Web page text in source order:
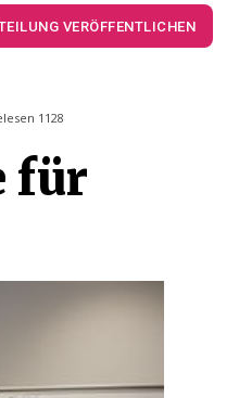
VERÖFFENTLICHEN
1128
für